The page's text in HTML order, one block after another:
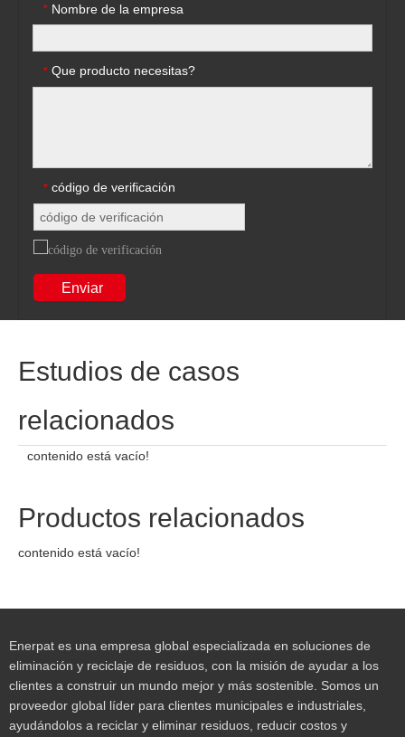
* Nombre de la empresa
* Que producto necesitas?
* código de verificación
Enviar
Estudios de casos
relacionados
contenido está vacío!
Productos relacionados
contenido está vacío!
Enerpat es una empresa global especializada en soluciones de
eliminación y reciclaje de residuos, con la misión de ayudar a los
clientes a construir un mundo mejor y más sostenible. Somos un
proveedor global líder para clientes municipales e industriales,
ayudándolos a reciclar y eliminar residuos, reducir costos y